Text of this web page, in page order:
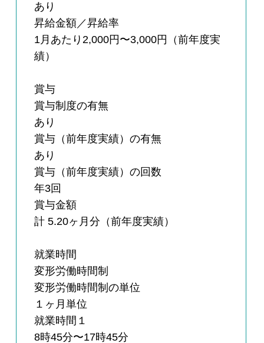
あり
昇給金額／昇給率
1月あたり2,000円〜3,000円（前年度実
績）
賞与
賞与制度の有無
あり
賞与（前年度実績）の有無
あり
賞与（前年度実績）の回数
年3回
賞与金額
計 5.20ヶ月分（前年度実績）
就業時間
変形労働時間制
変形労働時間制の単位
１ヶ月単位
就業時間１
8時45分〜17時45分